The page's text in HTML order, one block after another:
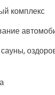
комплекс